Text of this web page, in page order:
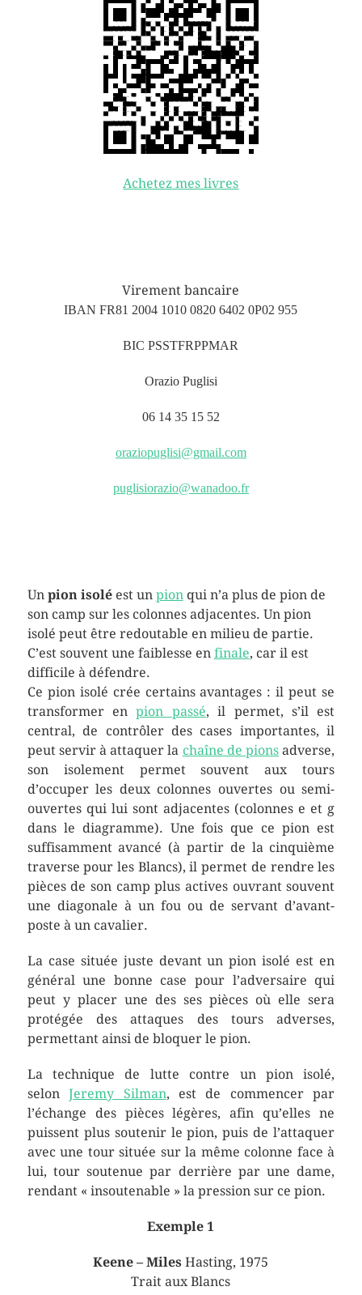
Achetez mes livres
Virement bancaire
IBAN FR81 2004 1010 0820 6402 0P02 955
BIC PSSTFRPPMAR
Orazio Puglisi
06 14 35 15 52
oraziopuglisi@gmail.com
puglisiorazio@wanadoo.fr
Un pion isoléest un pionqui n’a plus de pion de
son camp sur les colonnes adjacentes. Un pion
isolé peut être redoutable en milieu de partie.
C’est souvent une faiblesse en finale, car il est
difficile à défendre.
Ce pion isolé crée certains avantages : il peut se
transformer enpion passé, il permet, s’il est
central, de contrôler des cases importantes, il
peut servir à attaquer la chaîne de pions adverse,
son isolement permet souvent aux tours
d’occuper les deux colonnes ouvertes ou semi-
ouvertes qui lui sont adjacentes (colonnes e et g
dans le diagramme). Une fois que ce pion est
suffisamment avancé (à partir de la cinquième
traverse pour les Blancs), il permet de rendre les
pièces de son camp plus actives ouvrant souvent
une diagonale à un fou ou de servant d’avant-
poste à un cavalier.
La case située juste devant un pion isolé est en
général une bonne case pour l’adversaire qui
peut y placer une des ses pièces où elle sera
protégée des attaques des tours adverses,
permettant ainsi de bloquer le pion.
La technique de lutte contre un pion isolé,
selonJeremy Silman, est de commencer par
l’échange des pièces légères, afin qu’elles ne
puissent plus soutenir le pion, puis de l’attaquer
avec une tour située sur la même colonne face à
lui, tour soutenue par derrière par une dame,
rendant « insoutenable » la pression sur ce pion.
Exemple 1
Keene – Miles Hasting, 1975
Trait aux Blancs